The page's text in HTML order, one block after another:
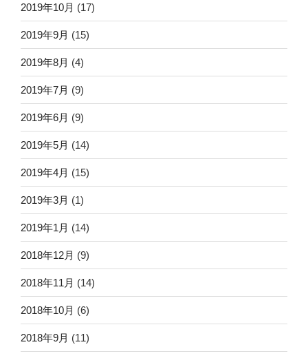
2019年10月 (17)
2019年9月 (15)
2019年8月 (4)
2019年7月 (9)
2019年6月 (9)
2019年5月 (14)
2019年4月 (15)
2019年3月 (1)
2019年1月 (14)
2018年12月 (9)
2018年11月 (14)
2018年10月 (6)
2018年9月 (11)